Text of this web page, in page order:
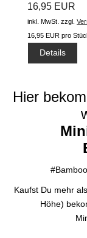
16,95 EUR
inkl. MwSt. zzgl.
16,95 EUR pro
Details
Hier
Kaufst Du mehr
Höhe)